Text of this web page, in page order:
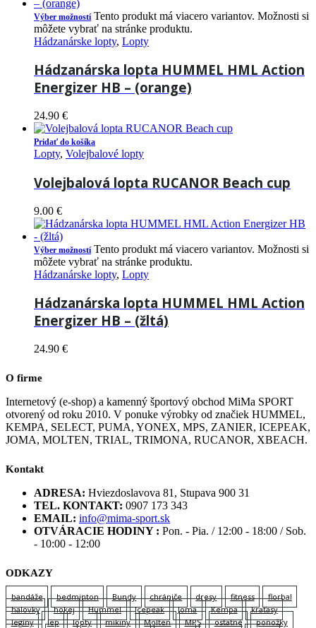
Výber možností Tento produkt má viacero variantov. Možnosti si
môžete vybrať na stránke produktu.
Hádzanárske lopty, Lopty
Hádzanárska lopta HUMMEL HML Action
Energizer HB – (orange)
24.90 €
Pridať do košíka
Lopty, Volejbalové lopty
Volejbalová lopta RUCANOR Beach cup
9.00 €
Výber možností Tento produkt má viacero variantov. Možnosti si
môžete vybrať na stránke produktu.
Hádzanárske lopty, Lopty
Hádzanárska lopta HUMMEL HML Action
Energizer HB – (žltá)
24.90 €
O firme
Internetový (e-shop) a kamenný športový obchod MiMa SPORT
otvorený od roku 2010. V ponuke výrobky od značiek HUMMEL,
KEMPA, SELECT, PUMA, YONEX, MPS, ZANIER, ICEPEAK,
JOMA, MOLTEN, TRIAL, TRIMONA, RUCANOR, XBEACH.
Kontakt
ADRESA: Hviezdoslavova 81, Stupava 900 31
TEL. KONTAKT: 0907 173 343
EMAIL: info@mima-sport.sk
OTVÁRACIE HODINY : Pon. - Pia. / 12:00 - 18:00 / Sob.
- 10:00 - 12:00
ODKAZY
bandáže bedminton Bundy chrániče dresy fitness
florbal
halovky
hokej Hummel Icepeak Joma Kempa
kraťasy
legíny
lep lopty mikiny Molten MPS ostatné
ponožky